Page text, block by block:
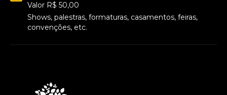
Valor R$ 50,00
Shows, palestras, formaturas, casamentos, feiras,
convenções, etc.